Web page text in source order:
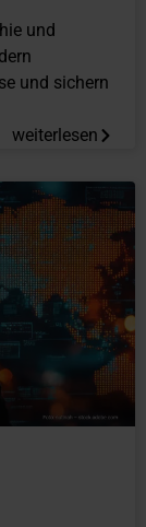
und
und sichern
weiterlesen